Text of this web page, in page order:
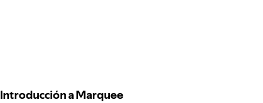
Introducción a Marquee